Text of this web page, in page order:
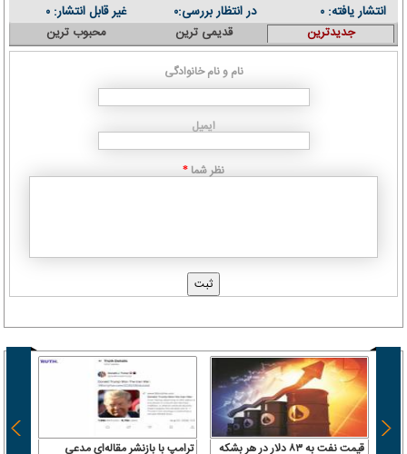
انتشار یافته: ۰ در انتظار بررسی:۰ غیر قابل انتشار: ۰
جدیدترین قدیمی ترین محبوب ترین
نام و نام خانوادگی
ایمیل
نظر شما *
قیمت نفت به ۸۳ دلار در هر بشکه
ترامپ با بازنشر مقاله‌ای مدعی